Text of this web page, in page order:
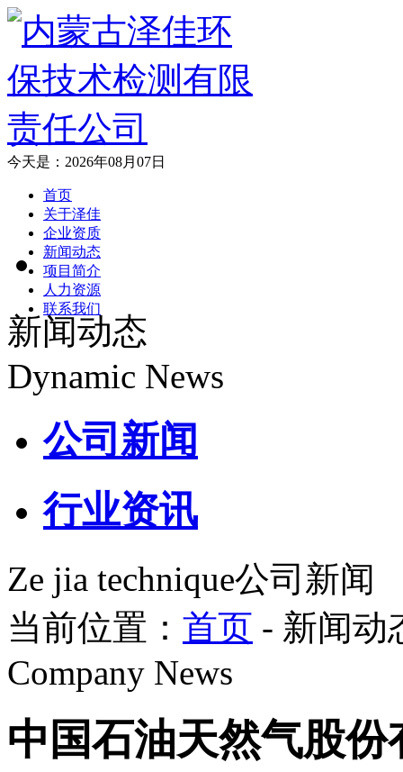
今天是：2026年08月07日
首页
关于泽佳
企业资质
新闻动态
项目简介
人力资源
联系我们
新闻动态
Dynamic News
公司新闻
行业资讯
Ze jia technique公司新闻
当前位置： 首页 - 新闻动
Company News
中国石油天然气股